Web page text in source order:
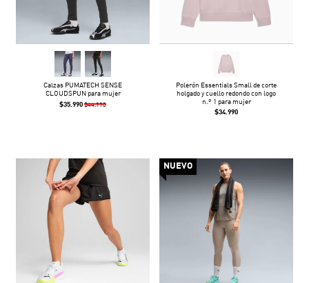
Calzas PUMATECH SENSE
CLOUDSPUN para mujer
$35.990 $44.990
Polerón Essentials Small de corte
holgado y cuello redondo con logo
n.º 1 para mujer
$34.990
NUEVO